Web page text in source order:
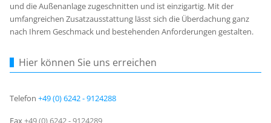
und die Außenanlage zugeschnitten und ist einzigartig. Mit der
umfangreichen Zusatzausstattung lässt sich die Überdachung ganz
nach Ihrem Geschmack und bestehenden Anforderungen gestalten.
Hier können Sie uns erreichen
Telefon+49 (0) 6242 - 9124288
Fax +49 (0) 6242 - 9124289